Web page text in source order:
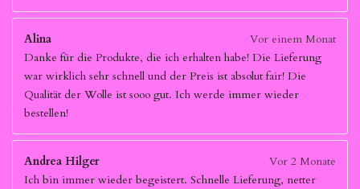
Alina
Vor einem Monat
Danke für die Produkte, die ich erhalten habe! Die Lieferung
war wirklich sehr schnell und der Preis ist absolut fair! Die
Qualität der Wolle ist sooo gut. Ich werde immer wieder
bestellen!
Andrea Hilger
Vor 2 Monate
Ich bin immer wieder begeistert. Schnelle Lieferung, netter